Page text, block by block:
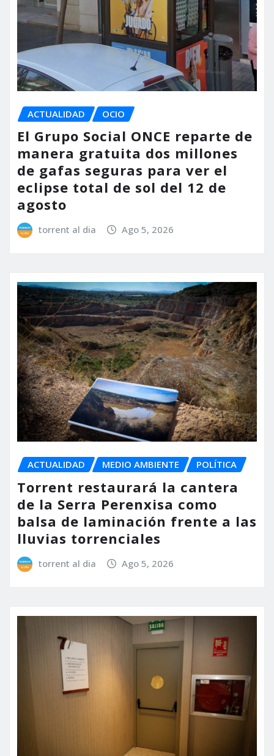
ACTUALIDAD OCIO
El Grupo Social ONCE reparte de
manera gratuita dos millones
de gafas seguras para ver el
eclipse total de sol del 12 de
agosto
torrent al dia Ago 5, 2026
ACTUALIDAD MEDIO AMBIENTE POLÍTICA
Torrent restaurará la cantera
de la Serra Perenxisa como
balsa de laminación frente a las
lluvias torrenciales
torrent al dia Ago 5, 2026